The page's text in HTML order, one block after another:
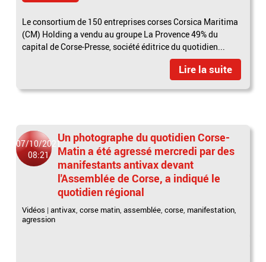
Le consortium de 150 entreprises corses Corsica Maritima
(CM) Holding a vendu au groupe La Provence 49% du
capital de Corse-Presse, société éditrice du quotidien...
Lire la suite
07/10/2021
08:21
Un photographe du quotidien Corse-
Matin a été agressé mercredi par des
manifestants antivax devant
l'Assemblée de Corse, a indiqué le
quotidien régional
Vidéos |antivax ,corse matin ,assemblée ,corse manifestation
agression